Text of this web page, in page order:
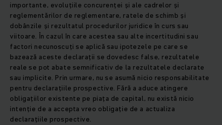
importante, evoluțiile concurenței și ale cadrelor și
reglementărilor de reglementare, ratele de schimb și
dobânzile și rezultatul procedurilor juridice în curs sau
viitoare. În cazul în care acestea sau alte incertitudini sau
factori necunoscuți se aplică sau ipotezele pe care se
bazează aceste declarații se dovedesc false, rezultatele
reale se pot abate semnificativ de la rezultatele declarate
sau implicite. Prin urmare, nu se asumă nicio responsabilitate
pentru declarațiile prospective. Fără a aduce atingere
obligațiilor existente pe piața de capital, nu există nicio
intenție de a accepta vreo obligație de a actualiza
declarațiile prospective.